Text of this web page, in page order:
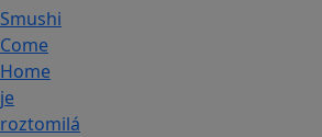
Smushi
Come
Home
je
roztomilá